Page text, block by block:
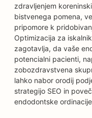
zdravljenjem
bistvenega pomena,
pripomore k
Optimizacija za
zagotavlja, da vaše
potencialni pacienti,
zobozdravstvena
lahko nabor orodij
strategijo SEO in
endodontske